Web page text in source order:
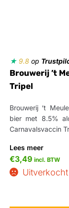
★ 9.8 op
Brouwerij ’t
Tripel
Brouwerij ‘t
bier met 8.5%
Carnavalsvaccin
Lees meer
€3,49 incl. BTW
Uitverkocht